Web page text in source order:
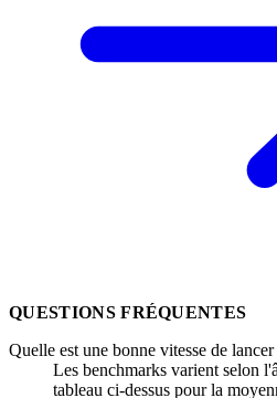
QUESTIONS FRÉQUENTES
Quelle est une bonne vitesse de
Les benchmarks varient selon
tableau ci-dessus pour la